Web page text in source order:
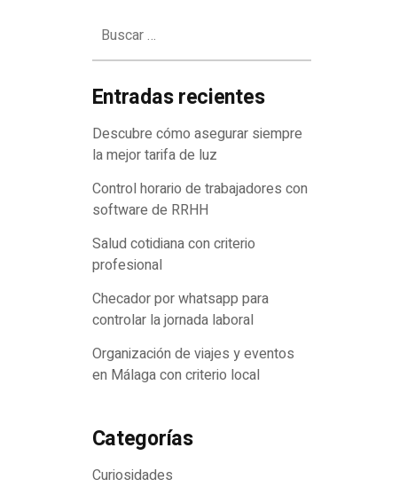
Entradas recientes
Descubre cómo asegurar siempre
la mejor tarifa de luz
Control horario de trabajadores con
software de RRHH
Salud cotidiana con criterio
profesional
Checador por whatsapp para
controlar la jornada laboral
Organización de viajes y eventos
en Málaga con criterio local
Categorías
Curiosidades